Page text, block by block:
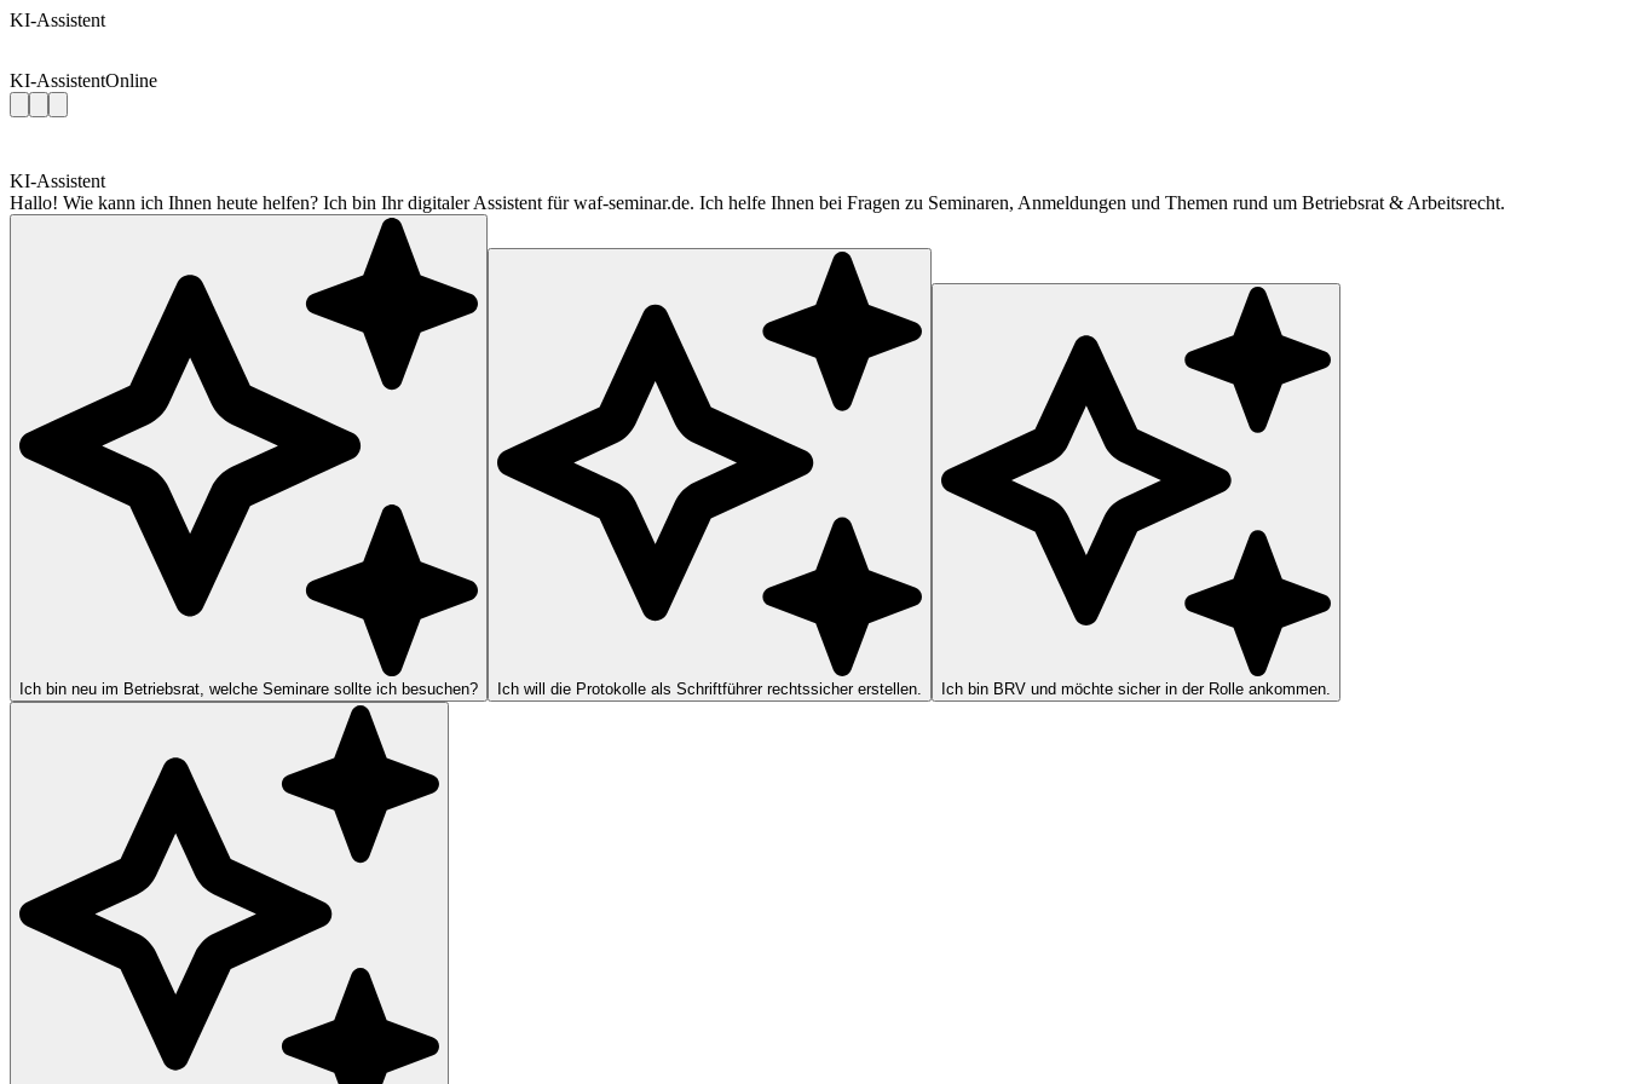
KI-Assistent
KI-AssistentOnline
KI-Assistent
Hallo! Wie kann ich Ihnen heute helfen? Ich bin Ihr digitaler Assistent für waf-seminar.de. Ich helfe Ihnen bei Fragen zu Seminaren, Anmeldungen und Themen rund um Betriebsrat & Arbeitsrecht.
Ich bin neu im Betriebsrat, welche Seminare sollte ich besuchen? Ich will die Protokolle als Schriftführer rechtssicher erstellen. Ich bin BRV und möchte sicher in der Rolle ankommen.